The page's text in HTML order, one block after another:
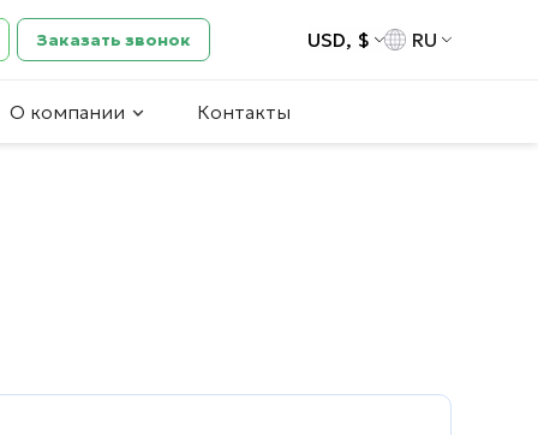
Заказать звонок USD, $ RU
О компании Контакты